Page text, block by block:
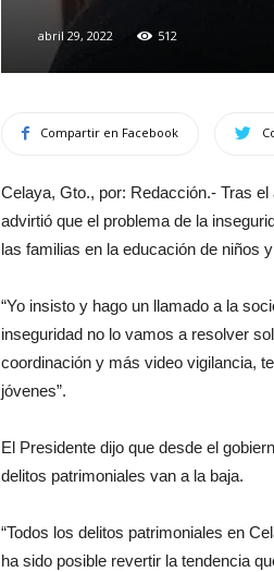
abril 29, 2022 512
Compartir en Facebook
Celaya, Gto., por: Redacción.- Tras
advirtió que el problema de la
las familias en la educación de niños
“Yo insisto y hago un llamado a la
inseguridad no lo vamos a resolver
coordinación y más video vigilancia,
jóvenes”.
El Presidente dijo que desde el
delitos patrimoniales van a la baja.
“Todos los delitos patrimoniales en
ha sido posible revertir la tendencia